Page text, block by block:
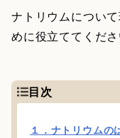
ナトリウムについ
めに役立ててくださ
目次
１．ナトリウムの